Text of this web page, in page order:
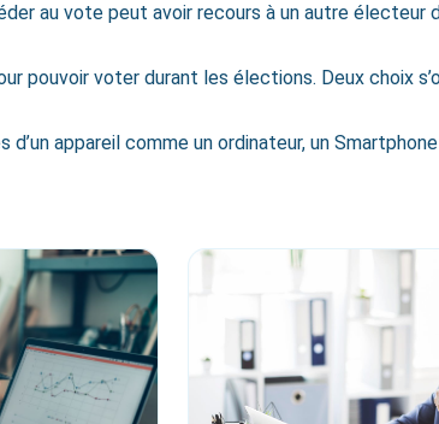
au vote peut avoir recours à un autre électeur
pouvoir voter durant les élections. Deux choix
appareil comme un ordinateur, un